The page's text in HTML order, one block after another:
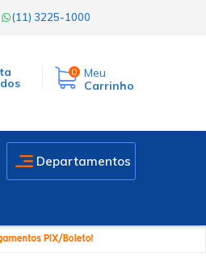
(11) 3225-1000
0
Meu
Carrinho
Departamentos